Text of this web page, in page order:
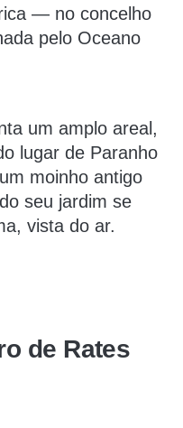
— no concelho
pelo Oceano
um amplo areal,
lugar de Paranho
moinho antigo
seu jardim se
vista do ar.
de Rates